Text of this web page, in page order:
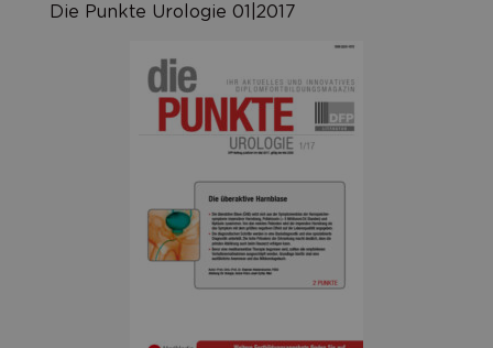
Die Punkte Urologie 01|2017